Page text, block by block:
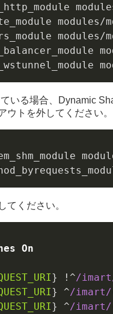
modules/
modules/
いる場合、Dynamic
ウトを外してください。
てください。
On
} !^/
} ^/imart/
} ^/imart/